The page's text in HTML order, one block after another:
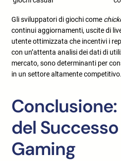
Gli sviluppatori di giochi come
continui aggiornamenti, uscite di
utente ottimizzata che incentivi i
con un’attenta analisi dei dati di
mercato, sono determinanti per
in un settore altamente competitivo.
del
Gaming